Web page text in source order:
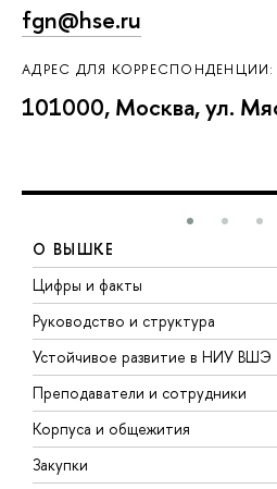
fgn@hse.ru
АДРЕС ДЛЯ КОРРЕСПОНДЕНЦИИ:
101000, Москва, ул.
О ВЫШКЕ
Цифры и факты
Руководство и структура
Устойчивое развитие в НИУ ВШЭ
Преподаватели и сотрудники
Корпуса и общежития
Закупки